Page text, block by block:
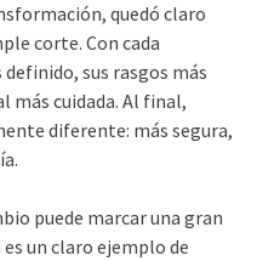
quedó claro
corte. Con cada
sus rasgos más
más cuidada. Al final,
diferente: más segura,
puede marcar una gran
un claro ejemplo de